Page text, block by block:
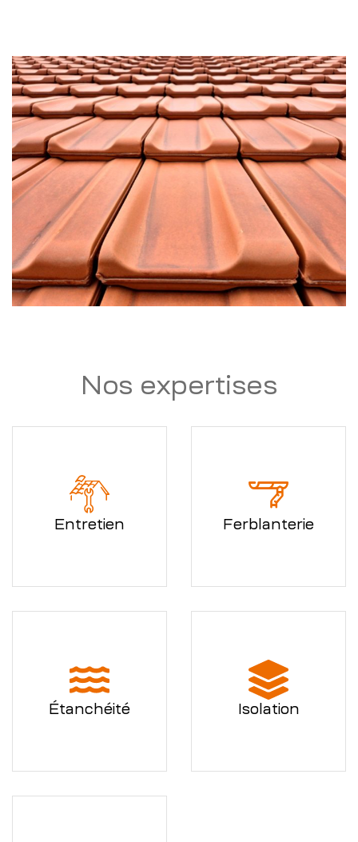
Nos expertises
Entretien Ferblanterie
Étanchéité Isolation